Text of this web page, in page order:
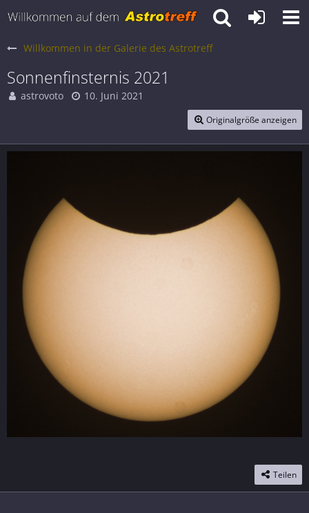
Willkommen in der Galerie des Astrotreff
Sonnenfinsternis 2021
astrovoto 10. Juni 2021
Originalgröße anzeigen
Teilen